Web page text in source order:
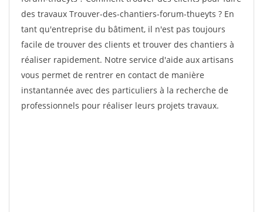
des travaux Trouver-des-chantiers-forum-thueyts ? En
tant qu'entreprise du bâtiment, il n'est pas toujours
facile de trouver des clients et trouver des chantiers à
réaliser rapidement. Notre service d'aide aux artisans
vous permet de rentrer en contact de manière
instantannée avec des particuliers à la recherche de
professionnels pour réaliser leurs projets travaux.